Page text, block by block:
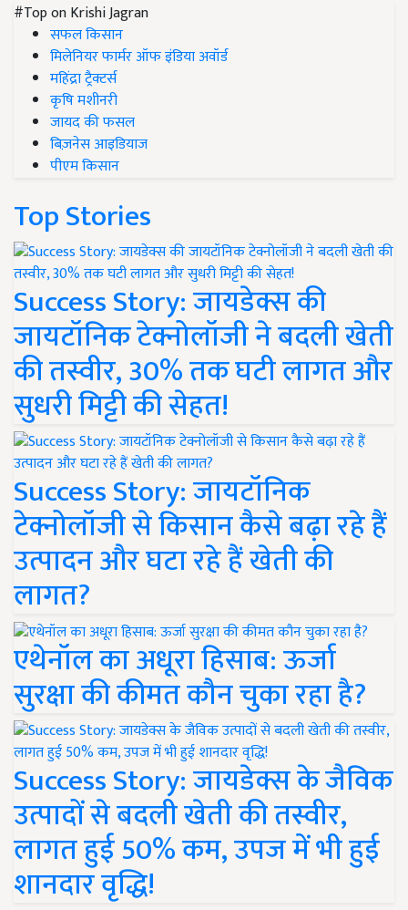
#Top on Krishi Jagran
सफल किसान
मिलेनियर फार्मर ऑफ इंडिया अवॉर्ड
महिंद्रा ट्रैक्टर्स
कृषि मशीनरी
जायद की फसल
बिज़नेस आइडियाज
पीएम किसान
Top Stories
Success Story: जायडेक्स की
जायटॉनिक टेक्नोलॉजी ने बदली खेती
की तस्वीर, 30% तक घटी लागत और
सुधरी मिट्टी की सेहत!
Success Story: जायटॉनिक
टेक्नोलॉजी से किसान कैसे बढ़ा रहे हैं
उत्पादन और घटा रहे हैं खेती की
लागत?
एथेनॉल का अधूरा हिसाब: ऊर्जा
सुरक्षा की कीमत कौन चुका रहा है?
Success Story: जायडेक्स के जैविक
उत्पादों से बदली खेती की तस्वीर,
लागत हुई 50% कम, उपज में भी हुई
शानदार वृद्धि!